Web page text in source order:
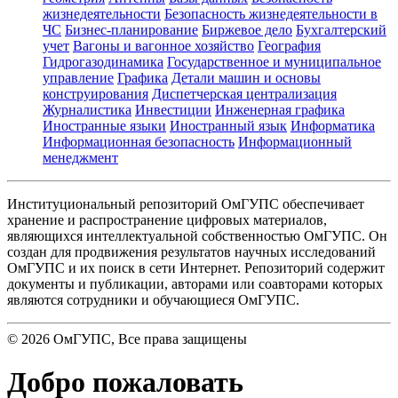
жизнедеятельности Безопасность жизнедеятельности в
ЧС Бизнес-планирование Биржевое дело Бухгалтерский
учет Вагоны и вагонное хозяйство География
Гидрогазодинамика Государственное и муниципальное
управление Графика Детали машин и основы
конструирования Диспетчерская централизация
Журналистика Инвестиции Инженерная графика
Иностранные языки Иностранный язык Информатика
Информационная безопасность Информационный
менеджмент
Институциональный репозиторий ОмГУПС обеспечивает
хранение и распространение цифровых материалов,
являющихся интеллектуальной собственностью ОмГУПС. Он
создан для продвижения результатов научных исследований
ОмГУПС и их поиск в сети Интернет. Репозиторий содержит
документы и публикации, авторами или соавторами которых
являются сотрудники и обучающиеся ОмГУПС.
© 2026 ОмГУПС, Все права защищены
Добро пожаловать